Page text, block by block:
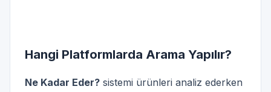
Hangi Platformlarda Arama Yapılır?
Ne Kadar Eder? sistemi ürünleri analiz ederken